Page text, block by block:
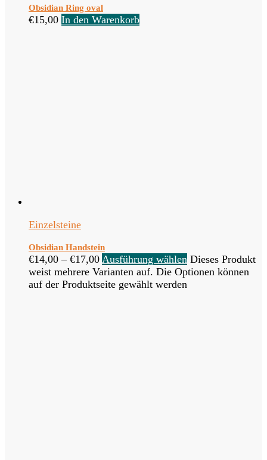
Obsidian Ring oval
€15,00 In den Warenkorb
Einzelsteine
Obsidian Handstein
€14,00 – €17,00 Ausführung wählen Dieses Produkt
weist mehrere Varianten auf. Die Optionen können
auf der Produktseite gewählt werden